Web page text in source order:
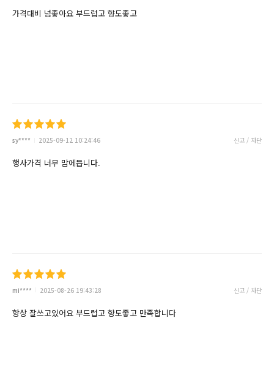
가격대비 넘좋아요 부드럽고 향도좋고
sy**** 2025-09-12 10:24:46 신고 / 차단
행사가격 너무 맘에듭니다.
mi**** 2025-08-26 19:43:28 신고 / 차단
항상 잘쓰고있어요 부드럽고 향도좋고 만족합니다